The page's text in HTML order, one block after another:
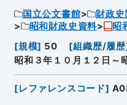
国立公文書館 財政史
昭和財政史資料
昭
[規模] 50 [組織歴/履歴
昭和３年１０月１２日～
[レファレンスコード]